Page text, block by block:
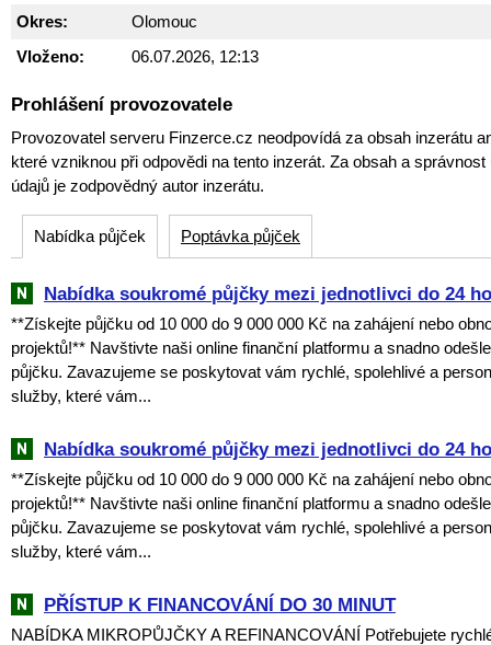
Okres:
Olomouc
Vloženo:
06.07.2026, 12:13
Prohlášení provozovatele
Provozovatel serveru Finzerce.cz neodpovídá za obsah inzerátu
které vzniknou při odpovědi na tento inzerát. Za obsah a
údajů je zodpovědný autor inzerátu.
Nabídka půjček Poptávka půjček
Nabídka soukromé půjčky mezi jednotlivci do 24
**Získejte půjčku od 10 000 do 9 000 000 Kč na zahájení nebo
projektů!** Navštivte naši online finanční platformu a snadno
půjčku. Zavazujeme se poskytovat vám rychlé, spolehlivé a
služby, které vám...
Nabídka soukromé půjčky mezi jednotlivci do 24
**Získejte půjčku od 10 000 do 9 000 000 Kč na zahájení nebo
projektů!** Navštivte naši online finanční platformu a snadno
půjčku. Zavazujeme se poskytovat vám rychlé, spolehlivé a
služby, které vám...
PŘÍSTUP K FINANCOVÁNÍ DO 30 MINUT
NABÍDKA MIKROPŮJČKY A REFINANCOVÁNÍ Potřebujete